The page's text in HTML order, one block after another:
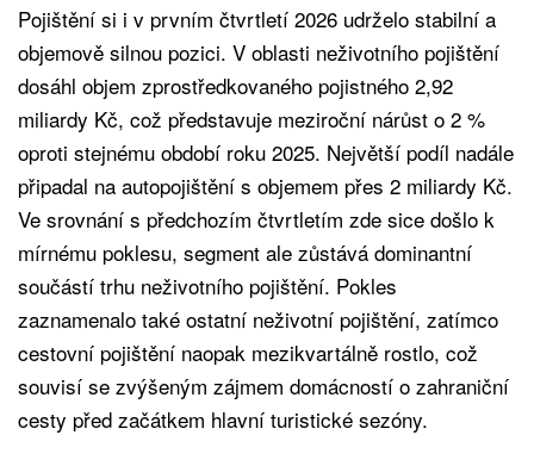
Pojištění si i v prvním čtvrtletí 2026 udrželo stabilní a
objemově silnou pozici. V oblasti neživotního pojištění
dosáhl objem zprostředkovaného pojistného 2,92
miliardy Kč, což představuje meziroční nárůst o 2 %
oproti stejnému období roku 2025. Největší podíl nadále
připadal na autopojištění s objemem přes 2 miliardy Kč.
Ve srovnání s předchozím čtvrtletím zde sice došlo k
mírnému poklesu, segment ale zůstává dominantní
součástí trhu neživotního pojištění. Pokles
zaznamenalo také ostatní neživotní pojištění, zatímco
cestovní pojištění naopak mezikvartálně rostlo, což
souvisí se zvýšeným zájmem domácností o zahraniční
cesty před začátkem hlavní turistické sezóny.